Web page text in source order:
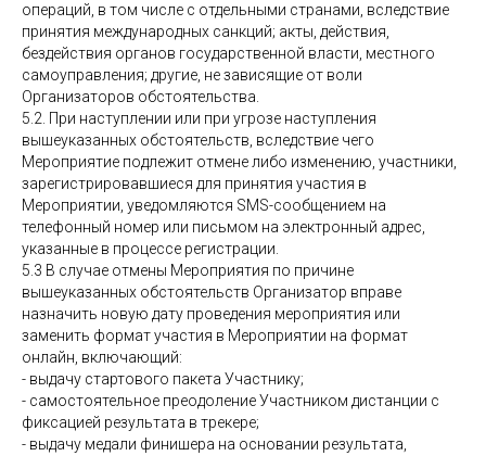
операций, в том числе с отдельными странами, вследствие
принятия международных санкций; акты, действия,
бездействия органов государственной власти, местного
самоуправления; другие, не зависящие от воли
Организаторов обстоятельства.
5.2. При наступлении или при угрозе наступления
вышеуказанных обстоятельств, вследствие чего
Мероприятие подлежит отмене либо изменению, участники,
зарегистрировавшиеся для принятия участия в
Мероприятии, уведомляются SMS-сообщением на
телефонный номер или письмом на электронный адрес,
указанные в процессе регистрации.
5.3 В случае отмены Мероприятия по причине
вышеуказанных обстоятельств Организатор вправе
назначить новую дату проведения мероприятия или
заменить формат участия в Мероприятии на формат
онлайн, включающий:
- выдачу стартового пакета Участнику;
- самостоятельное преодоление Участником дистанции с
фиксацией результата в трекере;
- выдачу медали финишера на основании результата,